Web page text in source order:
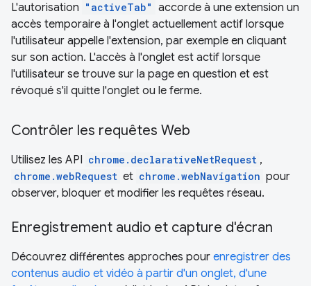
L'autorisation "activeTab" accorde à une extension un
accès temporaire à l'onglet actuellement actif lorsque
l'utilisateur appelle l'extension, par exemple en cliquant
sur son action. L'accès à l'onglet est actif lorsque
l'utilisateur se trouve sur la page en question et est
révoqué s'il quitte l'onglet ou le ferme.
Contrôler les requêtes Web
Utilisez les API chrome.declarativeNetRequest ,
chrome.webRequest et chrome.webNavigation pour
observer, bloquer et modifier les requêtes réseau.
Enregistrement audio et capture d'écran
Découvrez différentes approches pour enregistrer des
contenus audio et vidéo à partir d'un onglet, d'une